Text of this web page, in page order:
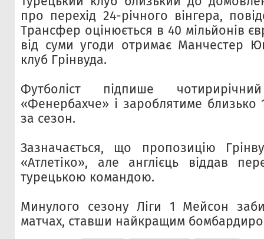
про перехід 24-річного вінгера,
Трансфер оцінюється в 40 мільйонів
від суми угоди отримає Манчестер
клуб Грінвуда.
Футболіст підпише
«Фенербахче» і зароблятиме близько
за сезон.
Зазначається, що пропозицію
«Атлетіко», але англієць віддав
турецькою командою.
Минулого сезону Ліги 1 Мейсон
матчах, ставши найкращим